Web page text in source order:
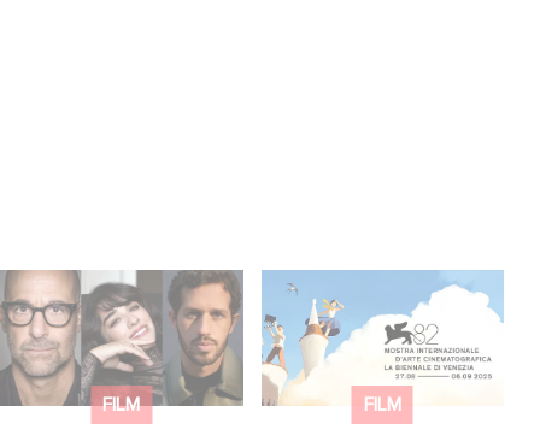
FILM
Filming has officially
begun on Masterplan,
shooting across
France and Italy!
FILM
Two Gaumont films in
the official competition
at the Venice Film
Festival!